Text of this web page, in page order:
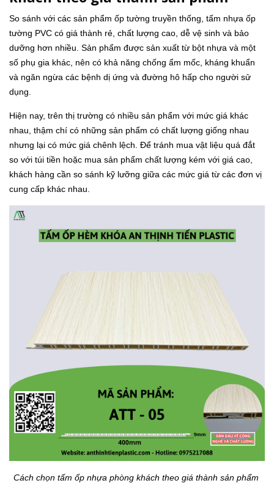
So sánh với các sản phẩm ốp tường truyền thống, tấm nhựa ốp
tường PVC có giá thành rẻ, chất lượng cao, dễ vệ sinh và bảo
dưỡng hơn nhiều. Sản phẩm được sản xuất từ bột nhựa và một
số phụ gia khác, nên có khả năng chống ẩm mốc, kháng khuẩn
và ngăn ngừa các bệnh dị ứng và đường hô hấp cho người sử
dụng.
Hiện nay, trên thị trường có nhiều sản phẩm với mức giá khác
nhau, thậm chí có những sản phẩm có chất lượng giống nhau
nhưng lại có mức giá chênh lệch. Để tránh mua vật liệu quá đắt
so với túi tiền hoặc mua sản phẩm chất lượng kém với giá cao,
khách hàng cần so sánh kỹ lưỡng giữa các mức giá từ các đơn vị
cung cấp khác nhau.
Cách chọn tấm ốp nhựa phòng khách theo giá thành sản phẩm